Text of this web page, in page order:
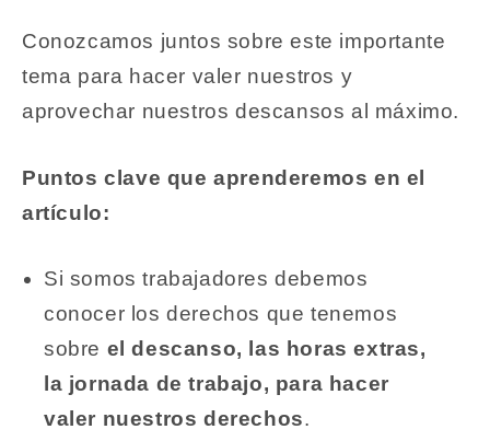
Conozcamos juntos sobre este importante
tema para hacer valer nuestros y
aprovechar nuestros descansos al máximo.
Puntos clave que aprenderemos en el
artículo:
Si somos trabajadores debemos
conocer los derechos que tenemos
sobre el descanso, las horas extras,
la jornada de trabajo, para hacer
valer nuestros derechos.